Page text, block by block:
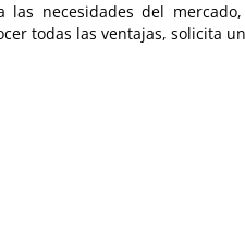
las necesidades del
todas las ventajas, solicita